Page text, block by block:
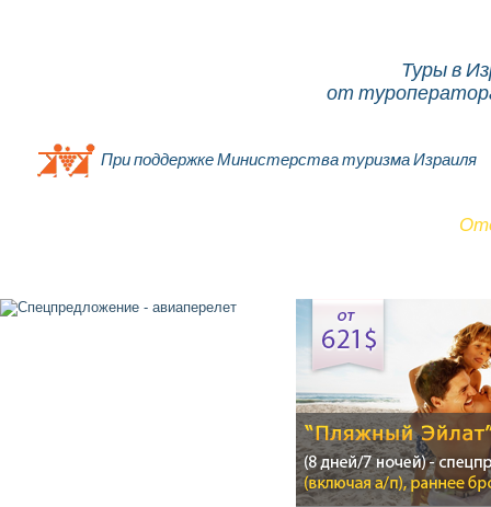
При поддержке Министерства туризма Израиля
Туры в
от